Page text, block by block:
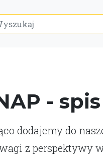
-
dodajemy do
z perspektywy